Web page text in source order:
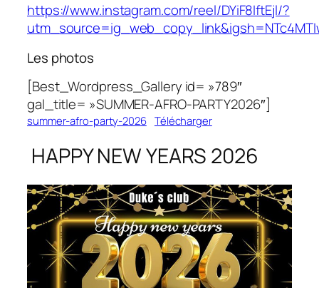
https://www.instagram.com/reel/DYiF8IftEjl/?
Les photos
[Best_Wordpress_Gallery id= »789″
gal_title= »SUMMER-AFRO-PARTY2026″]
summer-afro-party-2026 Télécharger
HAPPY NEW YEARS 2026